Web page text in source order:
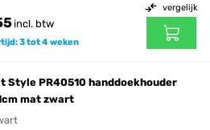
incl. btw
3 tot 4 weken
vergelijk
Style PR40510 handdoekhouder
mat zwart